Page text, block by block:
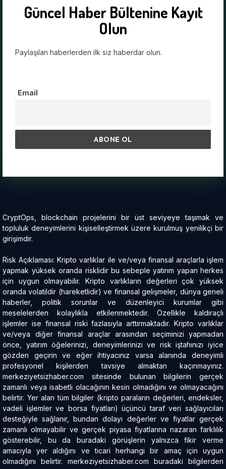
Güncel Haber Bültenine Kayıt
Olun
Paylaşılan haberlerden ilk siz haberdar olun.
Email
CryptOps, blockchain projelerini bir üst seviyeye taşımak ve
topluluk deneyimlerini kişiselleştirmek üzere kurulmuş yenilikçi bir
girişimdir.
Risk Açıklaması: Kripto varlıklar ile ve/veya finansal araçlarla işlem
yapmak yüksek oranda risklidir bu sebeple yatırım yapan herkes
için uygun olmayabilir. Kripto varlıkların değerleri çok yüksek
oranda volatildir (hareketlidir) ve finansal gelişmeler, dünya geneli
haberler, politik sorunlar ve düzenleyici kurumlar gibi
meselelerden kolaylıkla etkilenmektedir. Özellikle kaldıraçlı
işlemler ise finansal riski fazlasıyla arttırmaktadır. Kripto varlıklar
ve/veya diğer finansal araçlar arasından seçiminizi yapmadan
önce, yatırım öğelerinizi, deneyimlerinizi ve risk iştahınızı iyice
gözden geçirin ve eğer ihtiyacınız varsa alanında deneyimli
profesyonel kişilerden tavsiye almaktan kaçınmayınız.
merkeziyetsizhaber.com sitesinde bulunan bilgilerin gerçek
zamanlı veya isabetli olacağının kesin olmadığını ve olmayacağını
belirtir. Yer alan tüm bilgiler (kripto paraların değerleri, endeksler,
vadeli işlemler ve borsa fiyatları) üçüncü taraf veri sağlayıcıları
desteğiyle sağlanır, bundan dolayı değerler ve fiyatlar gerçek
zamanlı olmayabilir ve gerçek piyasa fiyatlarına nazaran farklılık
gösterebilir, bu da buradaki görüşlerin yalnızca fikir verme
amacıyla yer aldığını ve ticari herhangi bir amaç için uygun
olmadığını belirtir. merkeziyetsizhaber.com buradaki bilgilerden